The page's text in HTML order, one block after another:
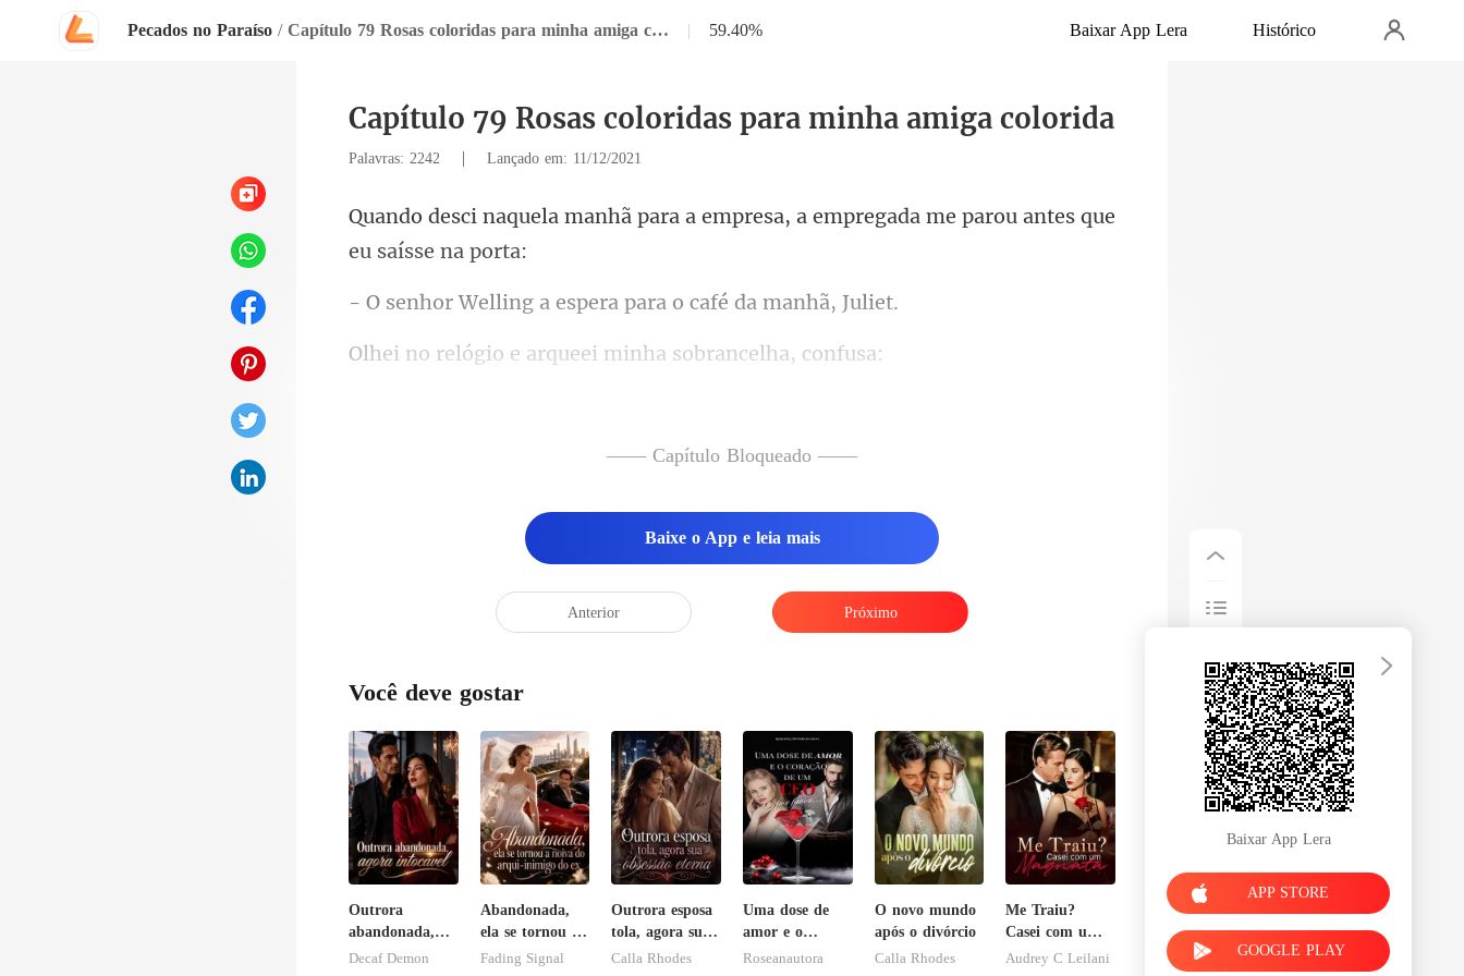
Pecados no Paraíso / Capítulo 79 Rosas coloridas para minha amiga colorida | 59.40% Baixar App Lera Histórico
Capítulo 79 Rosas coloridas para minha amiga colorida
Palavras: 2242 | Lançado em: 11/12/2021
a empresa, a empregada me paro
a espera para o caf
arqueei minha sob
. – ela disse, so—— Capítulo Bloqueado ——
Baixe o App e leia mais
Anterior Próximo
Você deve gostar
Outrora
abandonada,
agora intocável
Decaf Demon
Abandonada,
ela se tornou a
noiva do arqui-
Fading Signal
Outrora esposa
tola, agora sua
obsessão eterna
Calla Rhodes
Uma dose de
amor e o
coração de um
Roseanautora
O novo mundo
após o divórcio
Calla Rhodes
Me Traiu?
Casei com um
Magnata
Audrey C Leilani
Baixar App Lera
APP STORE
GOOGLE PLAY